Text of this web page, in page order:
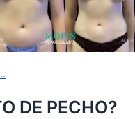
DE PECHO?